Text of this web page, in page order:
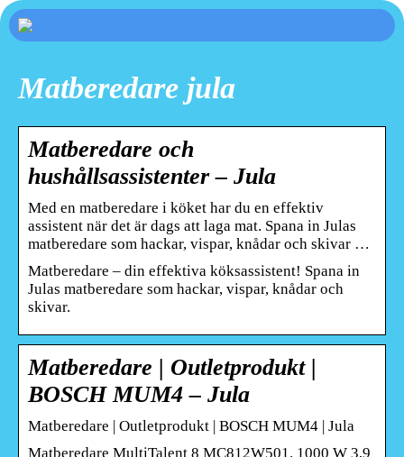
Matberedare jula
Matberedare och
hushållsassistenter – Jula
Med en matberedare i köket har du en effektiv
assistent när det är dags att laga mat. Spana in Julas
matberedare som hackar, vispar, knådar och skivar …
Matberedare – din effektiva köksassistent! Spana in
Julas matberedare som hackar, vispar, knådar och
skivar.
Matberedare | Outletprodukt |
BOSCH MUM4 – Jula
Matberedare | Outletprodukt | BOSCH MUM4 | Jula
Matberedare MultiTalent 8 MC812W501. 1000 W 3,9